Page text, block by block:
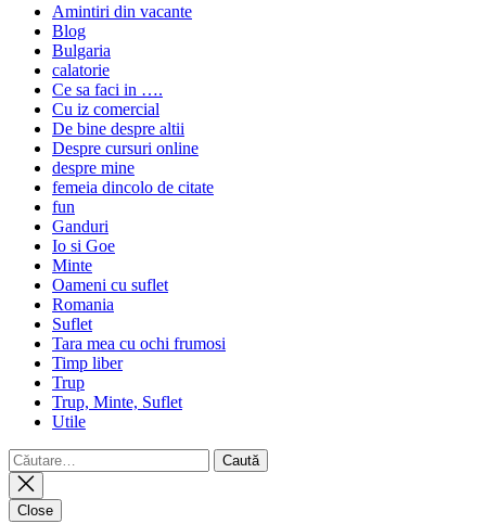
Amintiri din vacante
Blog
Bulgaria
calatorie
Ce sa faci in ….
Cu iz comercial
De bine despre altii
Despre cursuri online
despre mine
femeia dincolo de citate
fun
Ganduri
Io si Goe
Minte
Oameni cu suflet
Romania
Suflet
Tara mea cu ochi frumosi
Timp liber
Trup
Trup, Minte, Suflet
Utile
Caută
după:
Close